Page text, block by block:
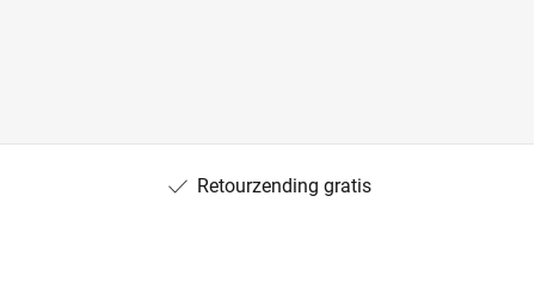
Retourzending gratis